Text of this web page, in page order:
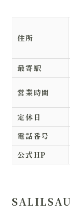
住所
最寄駅
営業時間
定休日
電話番号
公式HP